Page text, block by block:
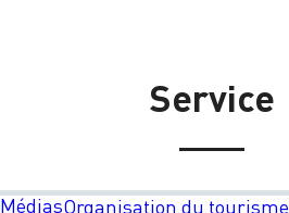
Service
MédiasOrganisation du tourisme